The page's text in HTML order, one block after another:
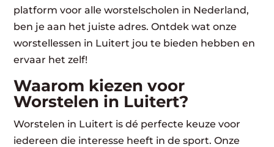
platform voor alle worstelscholen in Nederland,
ben je aan het juiste adres. Ontdek wat onze
worstellessen in Luitert jou te bieden hebben en
ervaar het zelf!
Waarom kiezen voor
Worstelen in Luitert?
Worstelen in Luitert is dé perfecte keuze voor
iedereen die interesse heeft in de sport. Onze